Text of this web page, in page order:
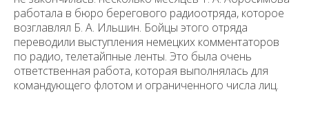
работала в бюро берегового радиоотряда, которое
возглавлял Б. А. Ильшин. Бойцы этого отряда
переводили выступления немецких комментаторов
по радио, телетайпные ленты. Это была очень
ответственная работа, которая выполнялась для
командующего флотом и ограниченного числа лиц.